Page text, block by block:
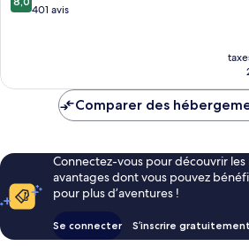
sur 401 avis
Comparer des
Connectez-vous pour découvrir
avantages dont vous pouvez
pour plus d’aventures !
Se connecter S’inscrire gratuitement